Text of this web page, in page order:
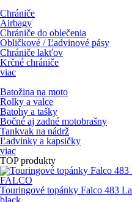
Chrániče
Airbagy
Chrániče do oblečenia
Obličkové / Ľadvinové pásy
Chrániče lakťov
Krčné chrániče
viac
Batožina na moto
Rolky a valce
Batohy a tašky
Bočné aj zadné motobrašny
Tankvak na nádrž
Ľadvinky a kapsičky
viac
TOP produkty
FALCO
Touringové topánky Falco 483